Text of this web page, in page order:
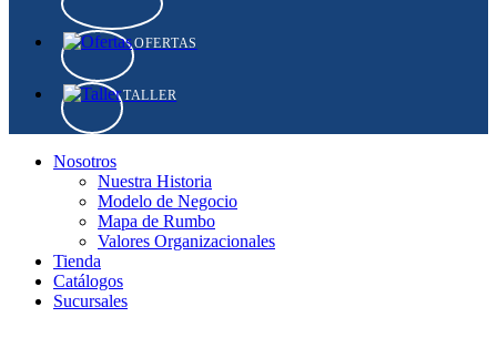
OFERTAS
TALLER
Nosotros
Nuestra Historia
Modelo de Negocio
Mapa de Rumbo
Valores Organizacionales
Tienda
Catálogos
Sucursales